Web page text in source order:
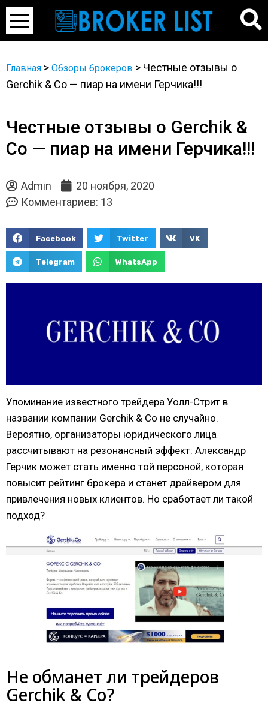
Главная > Обзоры брокеров > Честные отзывы о
Gerchik & Co — пиар на имени Герчика!!!
Честные отзывы о Gerchik &
Co — пиар на имени Герчика!!!
Admin
20 ноября, 2020
Комментариев: 13
Facebook Twitter VK
Telegram WhatsApp
Упоминание известного трейдера Уолл-Стрит в
названии компании Gerchik & Co не случайно.
Вероятно, организаторы юридического лица
рассчитывают на резонансный эффект: Александр
Герчик может стать именно той персоной, которая
повысит рейтинг брокера и станет драйвером для
привлечения новых клиентов. Но сработает ли такой
подход?
Не обманет ли трейдеров
Gerchik & Co?